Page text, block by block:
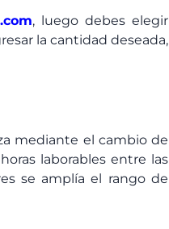
, luego debes elegir
la cantidad deseada,
mediante el cambio de
laborables entre las
se amplía el rango de